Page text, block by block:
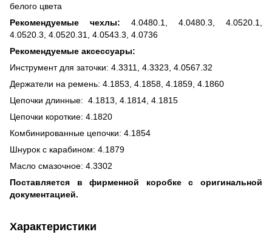
белого цвета
Рекомендуемые чехлы: 4.0480.1, 4.0480.3, 4.0520.1,
4.0520.3, 4.0520.31, 4.0543.3, 4.0736
Рекомендуемые аксессуары:
Инструмент для заточки: 4.3311, 4.3323, 4.0567.32
Держатели на ремень: 4.1853, 4.1858, 4.1859, 4.1860
Цепочки длинные: 4.1813, 4.1814, 4.1815
Цепочки короткие: 4.1820
Комбинированные цепочки: 4.1854
Шнурок с карабином: 4.1879
Масло смазочное: 4.3302
Поставляется в фирменной коробке с оригинальной
документацией.
Характеристики